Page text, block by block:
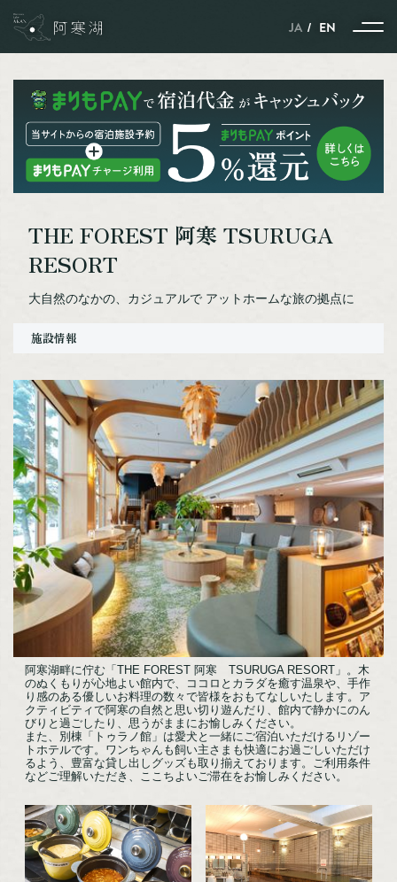
JA EN
NPO法人阿寒観光協会まちづくり推進機
ストーリー
自然と動物と人のハーモニー
雪と氷に包まれた、
自然と動物と人の共生の世界
ポートタウン釧路と
阿寒湖を結ぶストーリー
体験・アクティビティ
宿泊施設
カスタムメイド
モデルルート
お役立ち情報
交通アクセス
まりもPAY
お知らせ
ご宿泊の予約照会
ご宿泊のキャンセル
お問い合わせ
プライバシーポリシー
THE FOREST 阿寒 TSURUGA
RESORT
大自然のなかの、カジュアルで アットホームな旅の拠点に
施設情報
阿寒湖畔に佇む「THE FOREST 阿寒 TSURUGA RESORT」。木
のぬくもりが心地よい館内で、ココロとカラダを癒す温泉や、手作
り感のある優しいお料理の数々で皆様をおもてなしいたします。ア
クティビティで阿寒の自然と思い切り遊んだり、館内で静かにのん
びりと過ごしたり、思うがままにお愉しみください。
また、別棟「トゥラノ館」は愛犬と一緒にご宿泊いただけるリゾー
トホテルです。ワンちゃんも飼い主さまも快適にお過ごしいただけ
るよう、豊富な貸し出しグッズも取り揃えております。ご利用条件
などご理解いただき、ここちよいご滞在をお愉しみください。